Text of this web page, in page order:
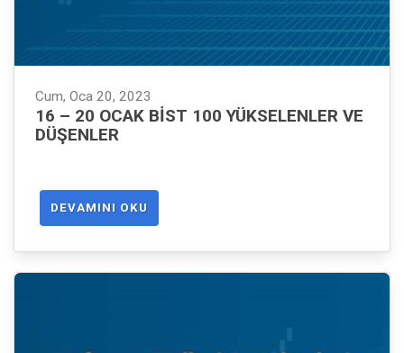
Cum, Oca 20, 2023
16 – 20 OCAK BIST 100 YÜKSELENLER VE
DÜŞENLER
DEVAMINI OKU